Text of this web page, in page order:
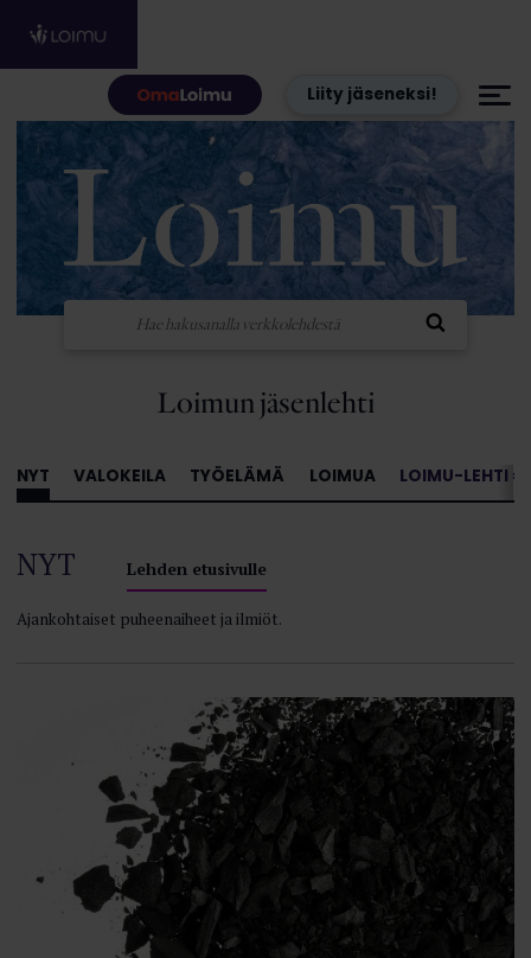
Liity jäseneksi!
Loimun jäsenlehti
NYT VALOKEILA TYÖELÄMÄ LOIMUA LOIMU-LEHTI »
NYT Lehden etusivulle
Ajankohtaiset puheenaiheet ja ilmiöt.